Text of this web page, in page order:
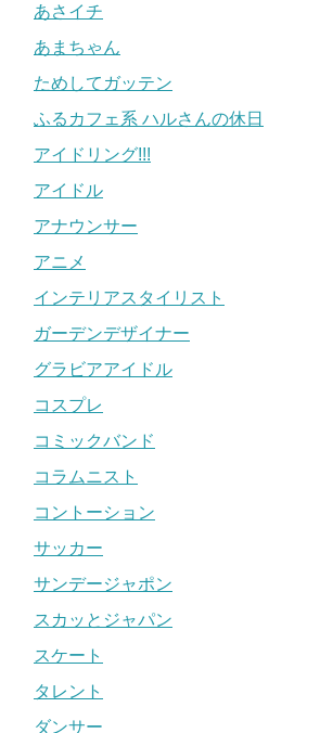
あさイチ
あまちゃん
ためしてガッテン
ふるカフェ系 ハルさんの休日
アイドリング!!!
アイドル
アナウンサー
アニメ
インテリアスタイリスト
ガーデンデザイナー
グラビアアイドル
コスプレ
コミックバンド
コラムニスト
コントーション
サッカー
サンデージャポン
スカッとジャパン
スケート
タレント
ダンサー